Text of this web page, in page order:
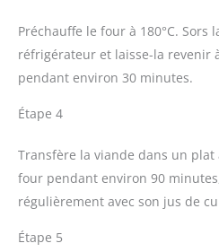
Préchauffe le four à 180°C. Sors
réfrigérateur et laisse-la revenir
pendant environ 30 minutes.
Étape 4
Transfère la viande dans un
four pendant environ 90
régulièrement avec son jus de
Étape 5